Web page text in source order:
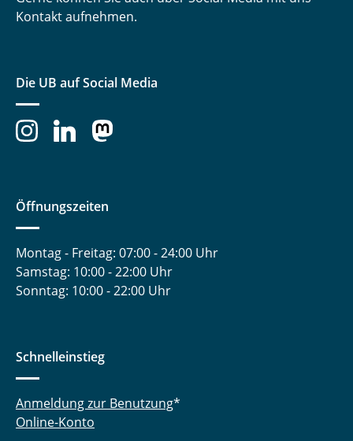
Kontakt aufnehmen.
Die UB auf Social Media
Öffnungszeiten
Montag - Freitag: 07:00 - 24:00 Uhr
Samstag: 10:00 - 22:00 Uhr
Sonntag: 10:00 - 22:00 Uhr
Schnelleinstieg
Anmeldung zur Benutzung*
Online-Konto